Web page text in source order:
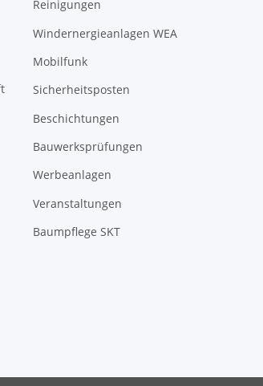
Reinigungen
Windernergieanlagen WEA
Mobilfunk
Sicherheitsposten
Beschichtungen
Bauwerksprüfungen
Werbeanlagen
Veranstaltungen
Baumpflege SKT